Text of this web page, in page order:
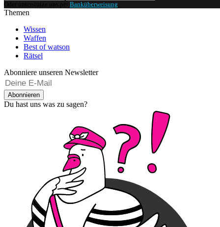
Oder unterstütze uns per Banküberweisung
Themen
Wissen
Waffen
Best of watson
Rätsel
Abonniere unseren Newsletter
Abonnieren
Du hast uns was zu sagen?